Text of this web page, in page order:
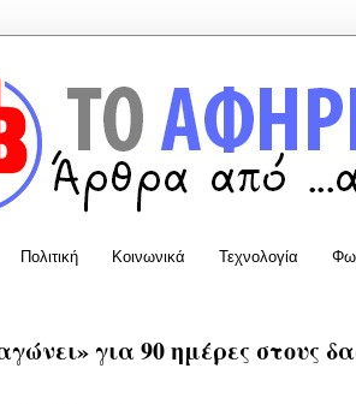
Πολιτική Κοινωνικά Τεχνολογία
για 90 ημέρες στους